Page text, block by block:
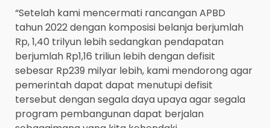
“Setelah kami mencermati rancangan APBD
tahun 2022 dengan komposisi belanja berjumlah
Rp, 1,40 trilyun lebih sedangkan pendapatan
berjumlah Rp1,16 triliun lebih dengan defisit
sebesar Rp239 milyar lebih, kami mendorong agar
pemerintah dapat dapat menutupi defisit
tersebut dengan segala daya upaya agar segala
program pembangunan dapat berjalan